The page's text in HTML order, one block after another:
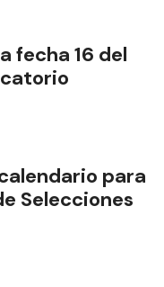
fecha 16 del
para
Selecciones